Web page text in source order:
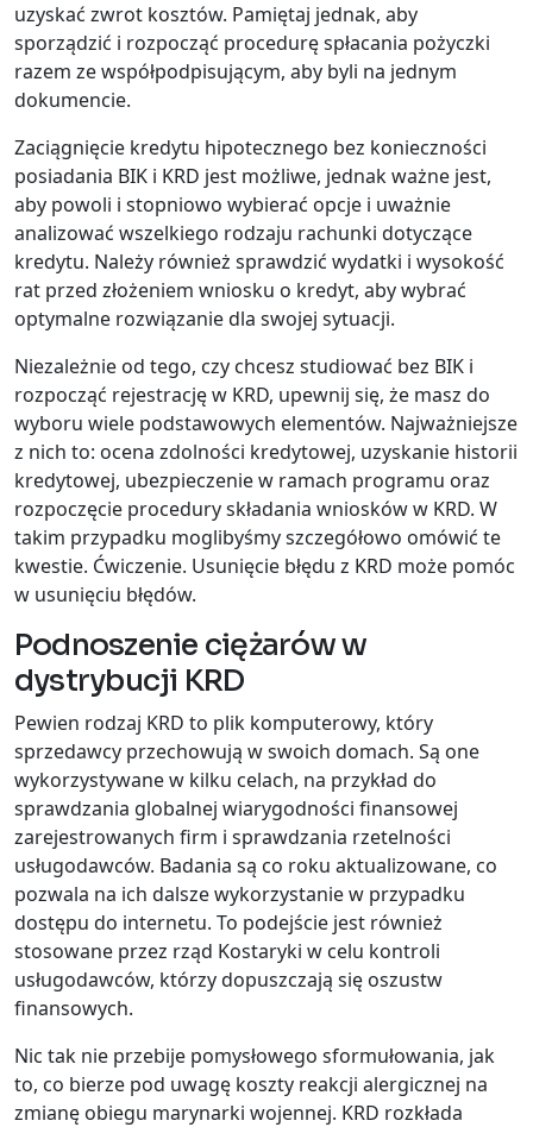
uzyskać zwrot kosztów. Pamiętaj jednak, aby
sporządzić i rozpocząć procedurę spłacania pożyczki
razem ze współpodpisującym, aby byli na jednym
dokumencie.
Zaciągnięcie kredytu hipotecznego bez konieczności
posiadania BIK i KRD jest możliwe, jednak ważne jest,
aby powoli i stopniowo wybierać opcje i uważnie
analizować wszelkiego rodzaju rachunki dotyczące
kredytu. Należy również sprawdzić wydatki i wysokość
rat przed złożeniem wniosku o kredyt, aby wybrać
optymalne rozwiązanie dla swojej sytuacji.
Niezależnie od tego, czy chcesz studiować bez BIK i
rozpocząć rejestrację w KRD, upewnij się, że masz do
wyboru wiele podstawowych elementów. Najważniejsze
z nich to: ocena zdolności kredytowej, uzyskanie historii
kredytowej, ubezpieczenie w ramach programu oraz
rozpoczęcie procedury składania wniosków w KRD. W
takim przypadku moglibyśmy szczegółowo omówić te
kwestie. Ćwiczenie. Usunięcie błędu z KRD może pomóc
w usunięciu błędów.
Podnoszenie ciężarów w
dystrybucji KRD
Pewien rodzaj KRD to plik komputerowy, który
sprzedawcy przechowują w swoich domach. Są one
wykorzystywane w kilku celach, na przykład do
sprawdzania globalnej wiarygodności finansowej
zarejestrowanych firm i sprawdzania rzetelności
usługodawców. Badania są co roku aktualizowane, co
pozwala na ich dalsze wykorzystanie w przypadku
dostępu do internetu. To podejście jest również
stosowane przez rząd Kostaryki w celu kontroli
usługodawców, którzy dopuszczają się oszustw
finansowych.
Nic tak nie przebije pomysłowego sformułowania, jak
to, co bierze pod uwagę koszty reakcji alergicznej na
zmianę obiegu marynarki wojennej. KRD rozkłada